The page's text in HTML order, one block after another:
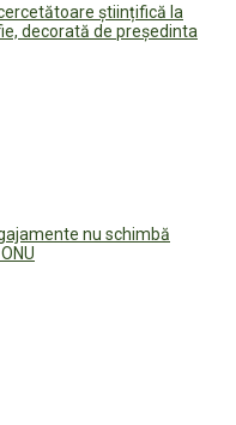
științifică la
decorată de președinta
nu schimbă